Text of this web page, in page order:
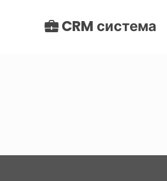
CRM система